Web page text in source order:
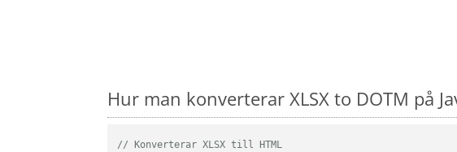
Hur man konverterar XLSX to DOTM på
// Konverterar XLSX till HTML